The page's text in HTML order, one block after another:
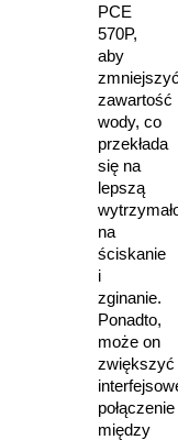
PCE
570P,
aby
zawartość
wody, co
przekłada
się na
lepszą
na
ściskanie
i
zginanie.
Ponadto,
może on
zwiększyć
połączenie
między